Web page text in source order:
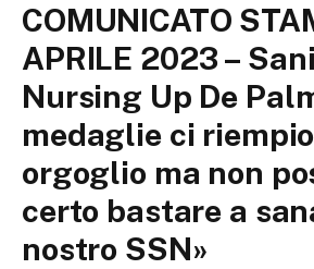
COMUNICATO
APRILE 2023 –
Nursing Up De
medaglie ci
orgoglio ma non
certo bastare a
nostro SSN»